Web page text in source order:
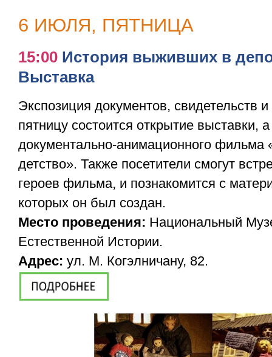
6 ИЮЛЯ, ПЯТНИЦА
15:00 История выживших в
Выставка
Экспозиция документов, свидетельств
пятницу состоится открытие выставки,
документально-анимационного фильма
детство». Также посетители смогут
героев фильма, и познакомится с
которых он был создан.
Место проведения: Национальный
Естественной Истории.
Адрес: ул. М. Когэлничану, 82.